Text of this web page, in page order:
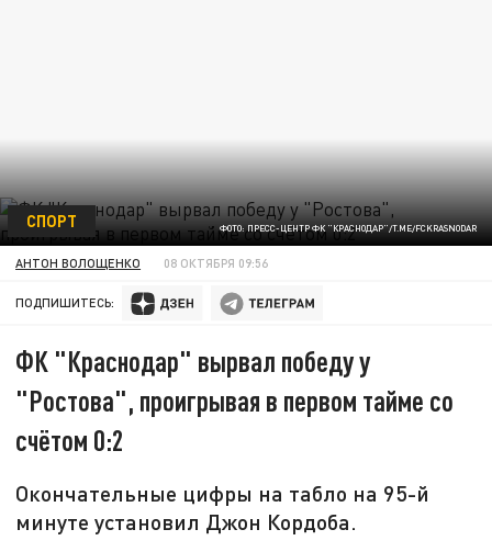
ФОТО: ПРЕСС-ЦЕНТР ФК "КРАСНОДАР"/T.ME/FCKRASNODAR
СПОРТ
АНТОН ВОЛОЩЕНКО 08 ОКТЯБРЯ 09:56
ПОДПИШИТЕСЬ:
ФК "Краснодар" вырвал победу у
"Ростова", проигрывая в первом тайме со
счётом 0:2
Окончательные цифры на табло на 95-й
минуте установил Джон Кордоба.